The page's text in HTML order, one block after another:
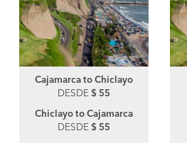
Cajamarca to Chiclayo
DESDE $ 55
Chiclayo to Cajamarca
DESDE $ 55